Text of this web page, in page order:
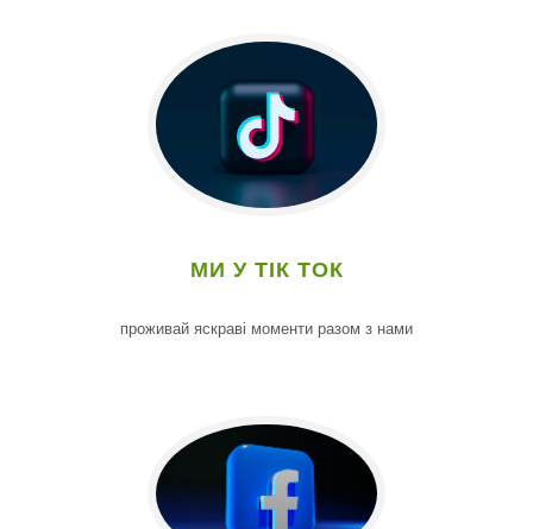
МИ У ТІК ТОК
проживай яскраві моменти разом з нами